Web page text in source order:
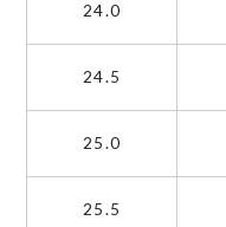
24.0
24.5
25.0
25.5